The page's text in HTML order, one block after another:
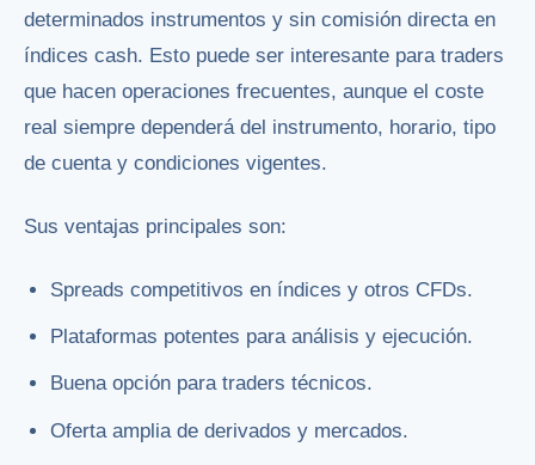
determinados instrumentos y sin comisión directa en
índices cash. Esto puede ser interesante para traders
que hacen operaciones frecuentes, aunque el coste
real siempre dependerá del instrumento, horario, tipo
de cuenta y condiciones vigentes.
Sus ventajas principales son:
Spreads competitivos en índices y otros CFDs.
Plataformas potentes para análisis y ejecución.
Buena opción para traders técnicos.
Oferta amplia de derivados y mercados.